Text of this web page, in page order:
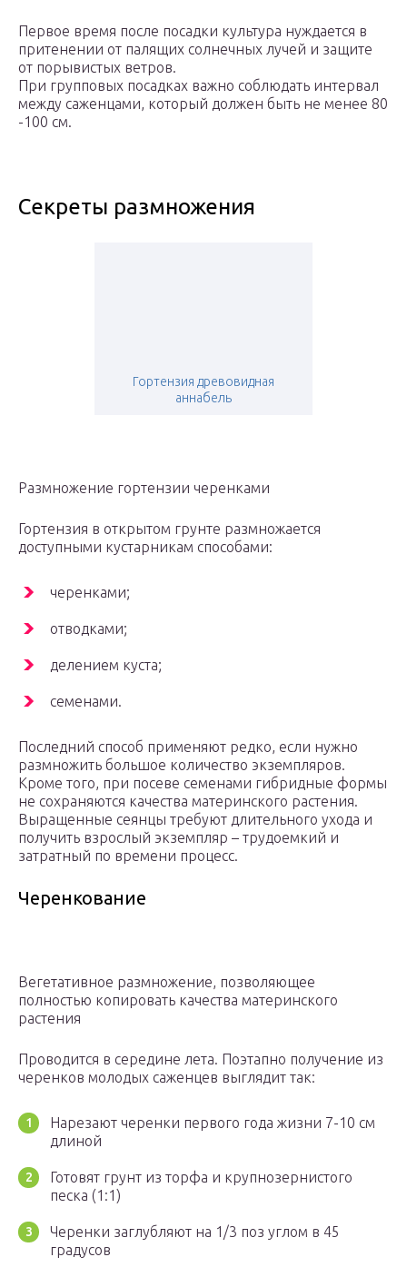
Первое время после посадки культура нуждается в
притенении от палящих солнечных лучей и защите
от порывистых ветров.
При групповых посадках важно соблюдать интервал
между саженцами, который должен быть не менее 80
-100 см.
Секреты размножения
Гортензия древовидная
аннабель
Размножение гортензии черенками
Гортензия в открытом грунте размножается
доступными кустарникам способами:
черенками;
отводками;
делением куста;
семенами.
Последний способ применяют редко, если нужно
размножить большое количество экземпляров.
Кроме того, при посеве семенами гибридные формы
не сохраняются качества материнского растения.
Выращенные сеянцы требуют длительного ухода и
получить взрослый экземпляр – трудоемкий и
затратный по времени процесс.
Черенкование
Вегетативное размножение, позволяющее
полностью копировать качества материнского
растения
Проводится в середине лета. Поэтапно получение из
черенков молодых саженцев выглядит так:
Нарезают черенки первого года жизни 7-10 см
длиной
Готовят грунт из торфа и крупнозернистого
песка (1:1)
Черенки заглубляют на 1/3 поз углом в 45
градусов